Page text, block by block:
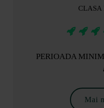
CLASA
PERIOADA
Mai